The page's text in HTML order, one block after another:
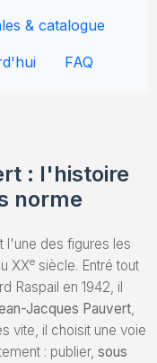
& catalogue
FAQ
: l'histoire
norme
l'une des figures les
XXe siècle. Entré tout
Raspail en 1942, il
Jacques Pauvert,
vite, il choisit une voie
: publier, sous